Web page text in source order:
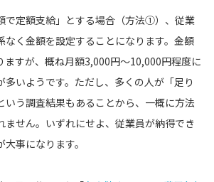
で定額支給」とする場合（方法①）、従業
なく金額を設定することになります。金額
ますが、概ね月額3,000円〜10,000円程度に
多いようです。ただし、多くの人が「足り
いう調査結果もあることから、一概に方法
せん。いずれにせよ、従業員が納得でき
事になります。